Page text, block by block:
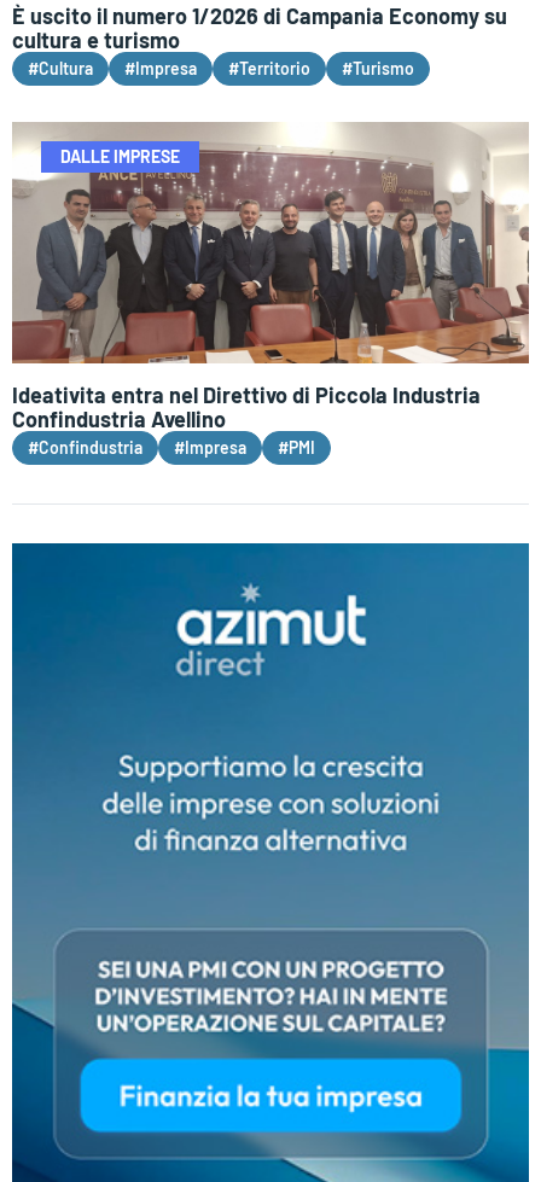
È uscito il numero 1/2026 di Campania Economy su
cultura e turismo
#Cultura #Impresa #Territorio #Turismo
DALLE IMPRESE
Ideativita entra nel Direttivo di Piccola Industria
Confindustria Avellino
#Confindustria #Impresa #PMI